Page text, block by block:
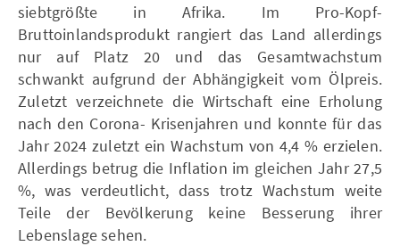
siebtgrößte in Afrika. Im Pro-Kopf-
Bruttoinlandsprodukt rangiert das Land allerdings
nur auf Platz 20 und das Gesamtwachstum
schwankt aufgrund der Abhängigkeit vom Ölpreis.
Zuletzt verzeichnete die Wirtschaft eine Erholung
nach den Corona- Krisenjahren und konnte für das
Jahr 2024 zuletzt ein Wachstum von 4,4 % erzielen.
Allerdings betrug die Inflation im gleichen Jahr 27,5
%, was verdeutlicht, dass trotz Wachstum weite
Teile der Bevölkerung keine Besserung ihrer
Lebenslage sehen.